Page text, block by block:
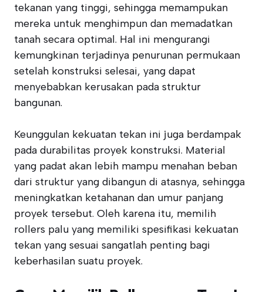
tekanan yang tinggi, sehingga memampukan
mereka untuk menghimpun dan memadatkan
tanah secara optimal. Hal ini mengurangi
kemungkinan terjadinya penurunan permukaan
setelah konstruksi selesai, yang dapat
menyebabkan kerusakan pada struktur
bangunan.
Keunggulan kekuatan tekan ini juga berdampak
pada durabilitas proyek konstruksi. Material
yang padat akan lebih mampu menahan beban
dari struktur yang dibangun di atasnya, sehingga
meningkatkan ketahanan dan umur panjang
proyek tersebut. Oleh karena itu, memilih
rollers palu yang memiliki spesifikasi kekuatan
tekan yang sesuai sangatlah penting bagi
keberhasilan suatu proyek.